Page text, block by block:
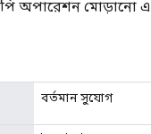
অপারেশন মোড়ানো
বর্তমান সুযোগ